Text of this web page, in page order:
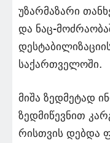
უზარმაზარი
და ნაც-
საქართველოში.
მიშა ზედმეტად
ზედმიწევნით
რისთვის დებდა